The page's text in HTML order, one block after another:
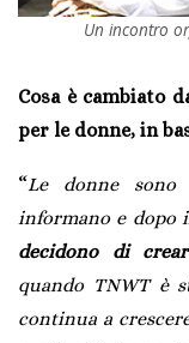
Un incontro
Cosa è cambiato
per le donne, in
“Le donne sono
informano e dopo
decidono di
quando TNWT è
continua a